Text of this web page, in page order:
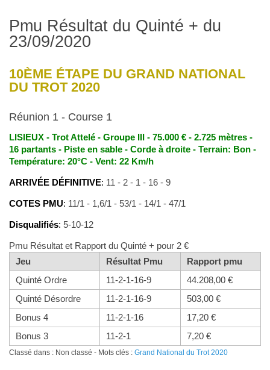
Pmu Résultat du Quinté + du
23/09/2020
10ÈME ÉTAPE DU GRAND NATIONAL
DU TROT 2020
Réunion 1 - Course 1
LISIEUX - Trot Attelé - Groupe III - 75.000 € - 2.725 mètres -
16 partants - Piste en sable - Corde à droite - Terrain: Bon -
Température: 20°C - Vent: 22 Km/h
ARRIVÉE DÉFINITIVE: 11 - 2 - 1 - 16 - 9
COTES PMU: 11/1 - 1,6/1 - 53/1 - 14/1 - 47/1
Disqualifiés: 5-10-12
Pmu Résultat et Rapport du Quinté + pour 2 €
Jeu
Résultat Pmu
Rapport pmu
Quinté Ordre
11-2-1-16-9
44.208,00 €
Quinté Désordre
11-2-1-16-9
503,00 €
Bonus 4
11-2-1-16
17,20 €
Bonus 3
11-2-1 7,20 €
Classé dans : Non classé - Mots clés : Grand National du Trot 2020